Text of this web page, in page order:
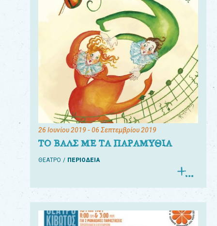
26 Ιουνίου 2019- 06 Σεπτεμβρίου 2019
ΤΟ ΒΑΛΣ ΜΕ ΤΑ ΠΑΡΑΜΥΘΙΑ
ΘΕΑΤΡΟ ΠΕΡΙΟΔΕΙΑ